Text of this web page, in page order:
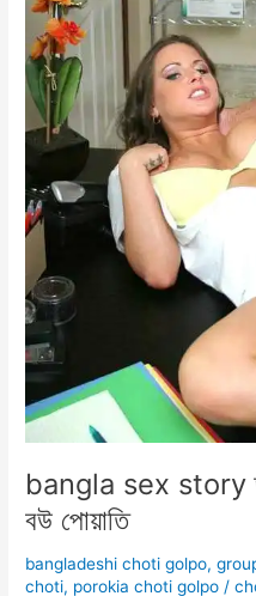
bangla sex story
বউ পোয়াতি
bangladeshi choti golpo,
choti, porokia choti golpo /